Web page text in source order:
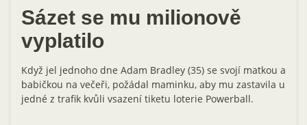
Sázet se mu milionově
vyplatilo
Když jel jednoho dne Adam Bradley (35) se svojí matkou a
babičkou na večeři, požádal maminku, aby mu zastavila u
jedné z trafik kvůli vsazení tiketu loterie Powerball.